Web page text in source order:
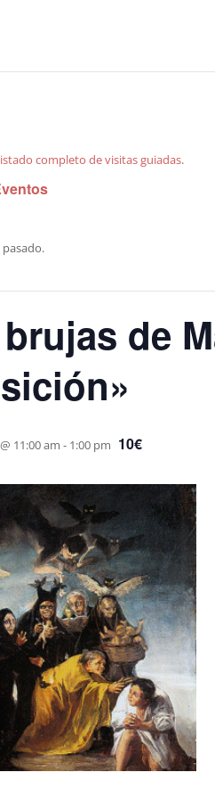
completo de visitas guiadas.
de
11:00 am - 1:00 pm 10€